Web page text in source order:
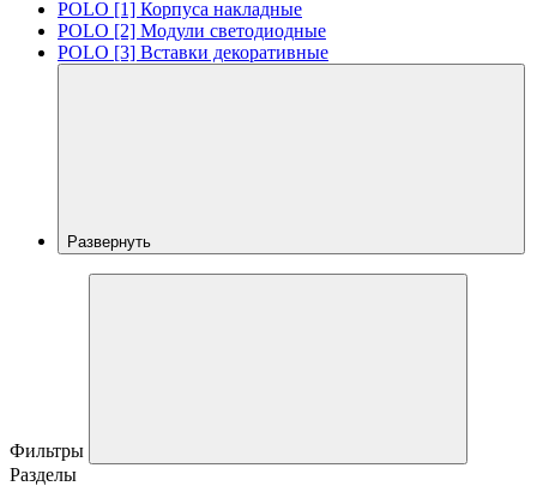
POLO [1] Корпуса накладные
POLO [2] Модули светодиодные
POLO [3] Вставки декоративные
Развернуть
Фильтры
Разделы